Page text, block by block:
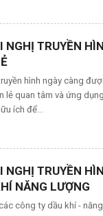
NGHỊ TRUYỀN
hình ngày càng
lẻ quan tâm và ứng
ích để…
NGHỊ TRUYỀN
NĂNG LƯỢNG
công ty dầu khí -